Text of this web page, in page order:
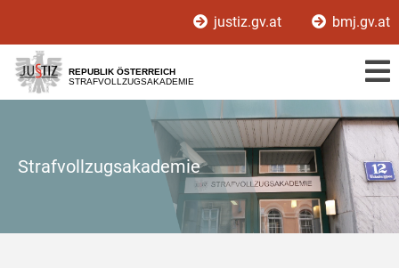
[1]
[2]
[3]
justiz.gv.at bmj.gv.at
REPUBLIK ÖSTERREICH
STRAFVOLLZUGSAKADEMIE
Strafvollzugsakademie